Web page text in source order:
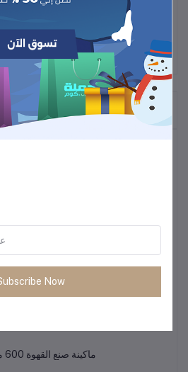
110 كجم حسب الشركة المصنعة.
المنتجات
• طاولة متعددة الاستخدمات خفيفة
85
ماكينة صنع القهوة 600 مل
Now